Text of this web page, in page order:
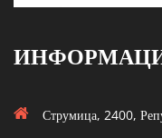
Струмица, 2400,